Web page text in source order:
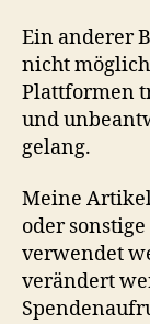
Ein anderer
nicht
Plattformen
und
gelang.
Meine
oder
verwendet
verändert